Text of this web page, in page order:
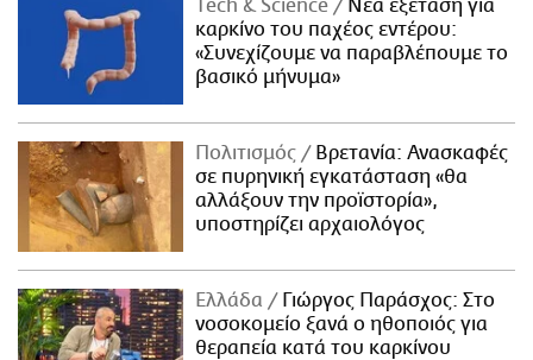
Τech & Science
Νέα εξέταση για
καρκίνο του παχέος εντέρου:
«Συνεχίζουμε να παραβλέπουμε το
βασικό μήνυμα»
Πολιτισμός
Βρετανία: Ανασκαφές
σε πυρηνική εγκατάσταση «θα
αλλάξουν την προϊστορία»,
υποστηρίζει αρχαιολόγος
Ελλάδα
Γιώργος Παράσχος: Στο
νοσοκομείο ξανά ο ηθοποιός για
θεραπεία κατά του καρκίνου